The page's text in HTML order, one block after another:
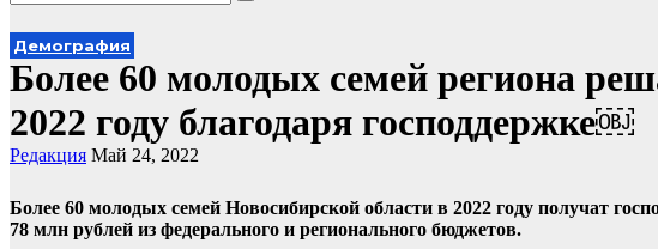
Демография
Более 60 молодых семей региона
2022 году благодаря господдержке￼
Редакция Май 24, 2022
Более 60 молодых семей Новосибирской области в 2022 году получат
78 млн рублей из федерального и регионального бюджетов.